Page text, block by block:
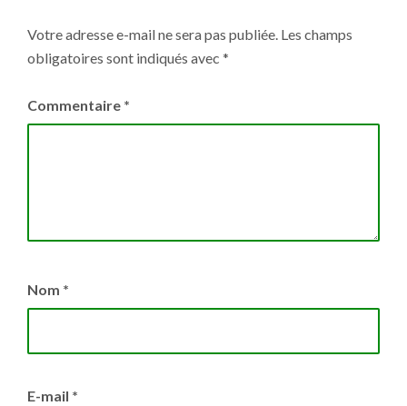
Votre adresse e-mail ne sera pas publiée. Les champs
obligatoires sont indiqués avec *
Commentaire *
Nom *
E-mail *